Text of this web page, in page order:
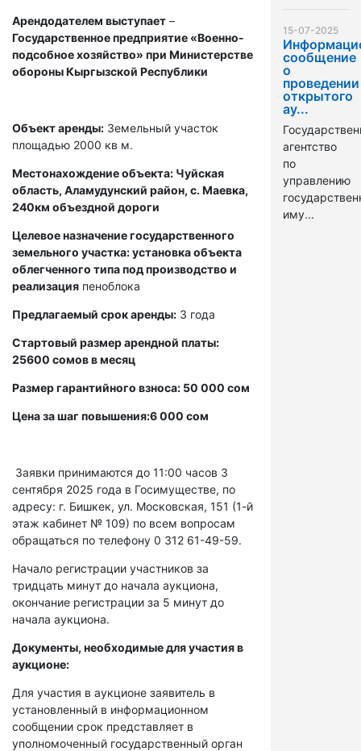
Арендодателем выступает –
Государственное предприятие «Военно-
подсобное хозяйство» при Министерстве
обороны Кыргызской Республики
Объект аренды: Земельный участок
площадью 2000 кв м.
Местонахождение объекта: Чуйская
область, Аламудунский район, с. Маевка,
240км объездной дороги
Целевое назначение государственного
земельного участка: установка объекта
облегченного типа под производство и
реализация пеноблока
Предлагаемый срок аренды: 3 года
Стартовый размер арендной платы:
25600 сомов в месяц
Размер гарантийного взноса: 50 000 сом
Цена за шаг повышения:6 000 сом
Заявки принимаются до 11:00 часов 3
сентября 2025 года в Госимуществе, по
адресу: г. Бишкек, ул. Московская, 151 (1-й
этаж кабинет № 109) по всем вопросам
обращаться по телефону 0 312 61-49-59.
Начало регистрации участников за
тридцать минут до начала аукциона,
окончание регистрации за 5 минут до
начала аукциона.
Документы, необходимые для участия в
аукционе:
Для участия в аукционе заявитель в
установленный в информационном
сообщении срок представляет в
уполномоченный государственный орган
15-07-2025
сообщение
о
проведении
открытого
ау...
агентство
по
управлению
иму...